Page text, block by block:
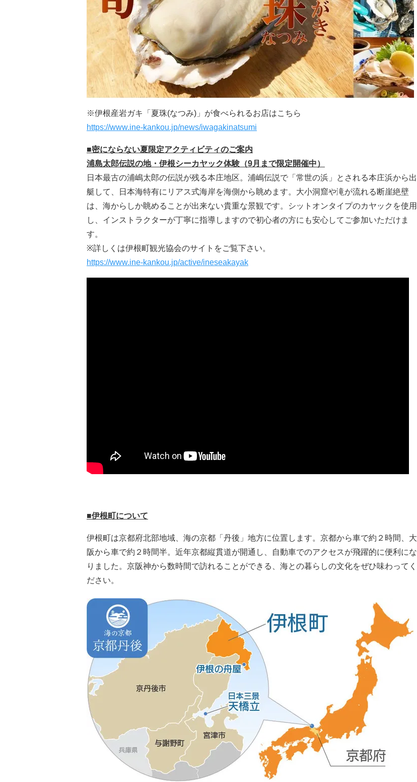
※伊根産岩ガキ「夏珠(なつみ)」が食べられるお店はこちら
https://www.ine-kankou.jp/news/iwagakinatsumi
■密にならない夏限定アクティビティのご案内
浦島太郎伝説の地・伊根シーカヤック体験（9月まで限定開催中）
日本最古の浦嶋太郎の伝説が残る本庄地区。浦嶋伝説で「常世の浜」とされる本庄浜から出
艇して、日本海特有にリアス式海岸を海側から眺めます。大小洞窟や滝が流れる断崖絶壁
は、海からしか眺めることが出来ない貴重な景観です。シットオンタイプのカヤックを使用
し、インストラクターが丁寧に指導しますので初心者の方にも安心してご参加いただけま
す。
※詳しくは伊根町観光協会のサイトをご覧下さい。
https://www.ine-kankou.jp/active/ineseakayak
■伊根町について
伊根町は京都府北部地域、海の京都「丹後」地方に位置します。京都から車で約２時間、大
阪から車で約２時間半。近年京都縦貫道が開通し、自動車でのアクセスが飛躍的に便利にな
りました。京阪神から数時間で訪れることができる、海との暮らしの文化をぜひ味わってく
ださい。